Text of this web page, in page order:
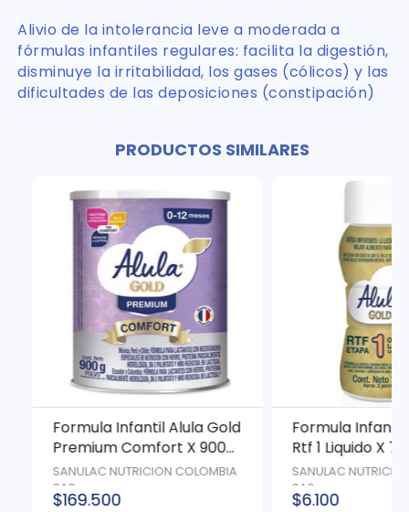
Alivio de la intolerancia leve a moderada a
fórmulas infantiles regulares: facilita la digestión,
disminuye la irritabilidad, los gases (cólicos) y las
dificultades de las deposiciones (constipación)
PRODUCTOS SIMILARES
Formula Infantil Alula Gold
Premium Comfort X 900
Gr
SANULAC NUTRICION COLOMBIA
SAS
$169.500
Formula Infantil
Rtf 1 Liquido X
SANULAC
SAS
$6.100